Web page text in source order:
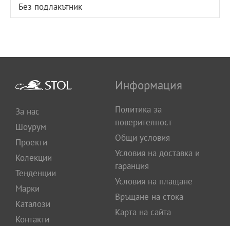
Без подлакътник
За нас
Шоурум
Проекти
Колекции
Тенденции
Марки
Каталози
Контакти
Информация
Политика за
поверителност
Общи условия
Условия на доставка и
гаранция
Условия на плащане
Връщане на стока
Карта на сайта